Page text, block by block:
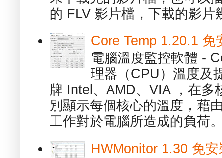
的 FLV 影片檔，下載的影片
Core Temp 1.20.1 免
電腦溫度監控軟體 -
理器（CPU）溫度及
牌 Intel、AMD、VIA ，在多
別顯示每個核心的溫度，藉
工作對於電腦所造成的負荷
HWMonitor 1.30 免